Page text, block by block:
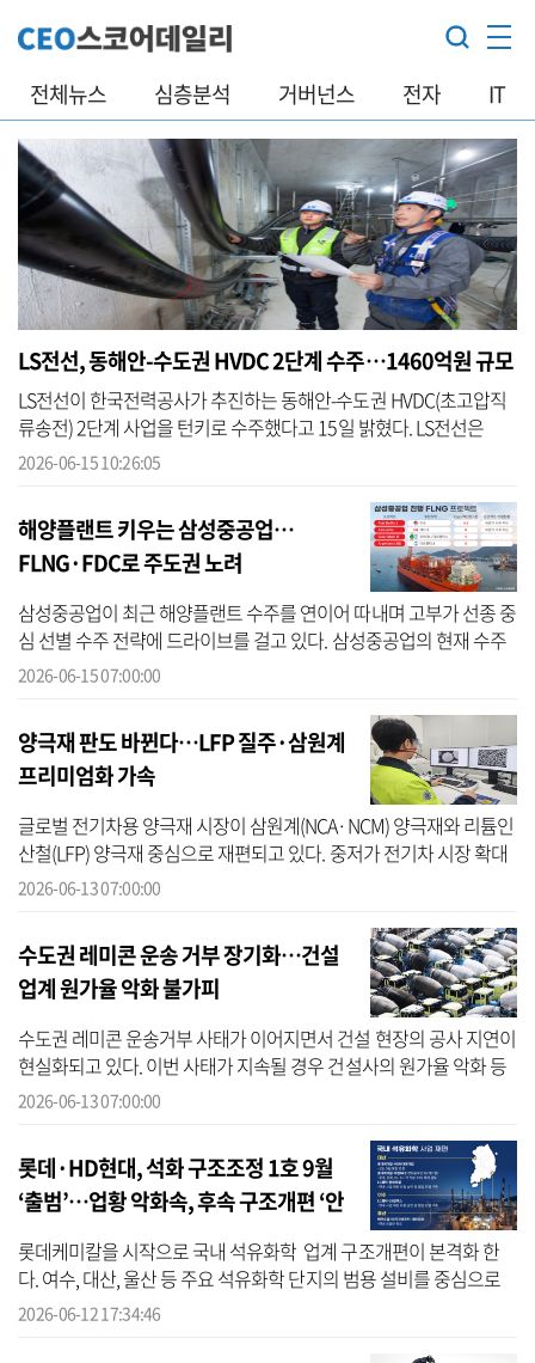
전체뉴스 심층분석 거버넌스 전자 IT
LS전선, 동해안-수도권 HVDC 2단계 수주…1460억원 규모
LS전선이 한국전력공사가 추진하는 동해안-수도권 HVDC(초고압직
류송전) 2단계 사업을 턴키로 수주했다고 15일 밝혔다. LS전선은
2024년 동해안-신가평 구간의 1단계 사업에 이어 이번 동해안-동서
2026-06-15 10:26:05
해양플랜트 키우는 삼성중공업…
FLNG·FDC로 주도권 노려
삼성중공업이 최근 해양플랜트 수주를 연이어 따내며 고부가 선종 중
심 선별 수주 전략에 드라이브를 걸고 있다. 삼성중공업의 현재 수주
목표 달성률은 70% 수준으로, FLNG(부유식 액화천연가스 생산설비)
2026-06-15 07:00:00
양극재 판도 바뀐다…LFP 질주·삼원계
프리미엄화 가속
글로벌 전기차용 양극재 시장이 삼원계(NCA·NCM) 양극재와 리튬인
산철(LFP) 양극재 중심으로 재편되고 있다. 중저가 전기차 시장 확대
에 힘입어 LFP 양극재 채택이 빠르게 늘어나는 가운데, 장거리 주행
2026-06-13 07:00:00
수도권 레미콘 운송 거부 장기화…건설
업계 원가율 악화 불가피
수도권 레미콘 운송거부 사태가 이어지면서 건설 현장의 공사 지연이
현실화되고 있다. 이번 사태가 지속될 경우 건설사의 원가율 악화 등
수익성 저하가 불가피할 전망이다. 12일 건설업계에 따르면 한국노
2026-06-13 07:00:00
롯데·HD현대, 석화 구조조정 1호 9월
‘출범’…업황 악화속, 후속 구조개편 ‘안
개속’
롯데케미칼을 시작으로 국내 석유화학 업계 구조개편이 본격화 한
다. 여수, 대산, 울산 등 주요 석유화학 단지의 범용 설비를 중심으로
추가 구조조정 필요성이 제기되고 있지만, 롯데케미칼 이후 후속 사
2026-06-12 17:34:46